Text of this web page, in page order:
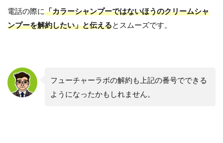
電話の際に「カラーシャンプーではないほうのクリームシャ
ンプーを解約したい」と伝えるとスムーズです。
フューチャーラボの解約も上記の番号でできる
ようになったかもしれません。